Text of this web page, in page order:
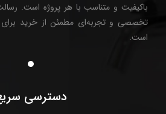
باکیفیت و متناسب با هر پروژه است.
تخصصی و تجربه‌ای مطمئن از خرید برای
است.
دسترسی